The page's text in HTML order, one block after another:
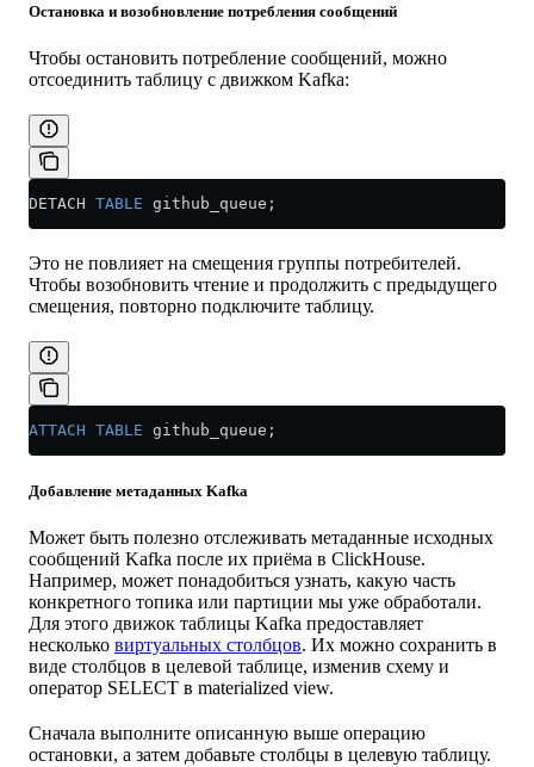
Остановка и возобновление потребления сообщений
Чтобы остановить потребление сообщений, можно
отсоединить таблицу с движком Kafka:
DETACH TABLE github_queue;
Это не повлияет на смещения группы потребителей.
Чтобы возобновить чтение и продолжить с предыдущего
смещения, повторно подключите таблицу.
ATTACH TABLE github_queue;
Добавление метаданных Kafka
Может быть полезно отслеживать метаданные исходных
сообщений Kafka после их приёма в ClickHouse.
Например, может понадобиться узнать, какую часть
конкретного топика или партиции мы уже обработали.
Для этого движок таблицы Kafka предоставляет
несколько виртуальных столбцов. Их можно сохранить в
виде столбцов в целевой таблице, изменив схему и
оператор SELECT в materialized view.
Сначала выполните описанную выше операцию
остановки, а затем добавьте столбцы в целевую таблицу.